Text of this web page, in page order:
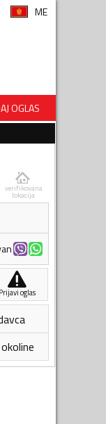
ME
OGLAS
verifikovana
lokacija
Prijavi oglas